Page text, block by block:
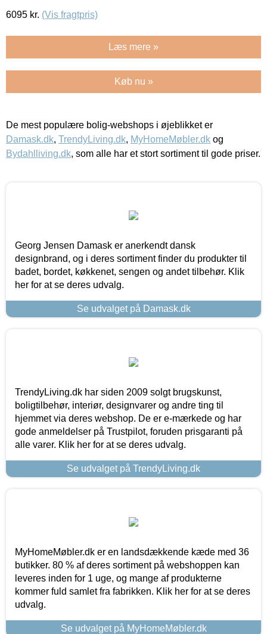
6095 kr. (Vis fragtpris)
Læs mere »
Køb nu »
De mest populære bolig-webshops i øjeblikket er
Damask.dk, TrendyLiving.dk, MyHomeMøbler.dk og
Bydahlliving.dk, som alle har et stort sortiment til gode priser.
Georg Jensen Damask er anerkendt dansk
designbrand, og i deres sortiment finder du produkter til
badet, bordet, køkkenet, sengen og andet tilbehør. Klik
her for at se deres udvalg.
Se udvalget på Damask.dk
TrendyLiving.dk har siden 2009 solgt brugskunst,
boligtilbehør, interiør, designvarer og andre ting til
hjemmet via deres webshop. De er e-mærkede og har
gode anmeldelser på Trustpilot, foruden prisgaranti på
alle varer. Klik her for at se deres udvalg.
Se udvalget på TrendyLiving.dk
MyHomeMøbler.dk er en landsdækkende kæde med 36
butikker. 80 % af deres sortiment på webshoppen kan
leveres inden for 1 uge, og mange af produkterne
kommer fuld samlet fra fabrikken. Klik her for at se deres
udvalg.
Se udvalget på MyHomeMøbler.dk